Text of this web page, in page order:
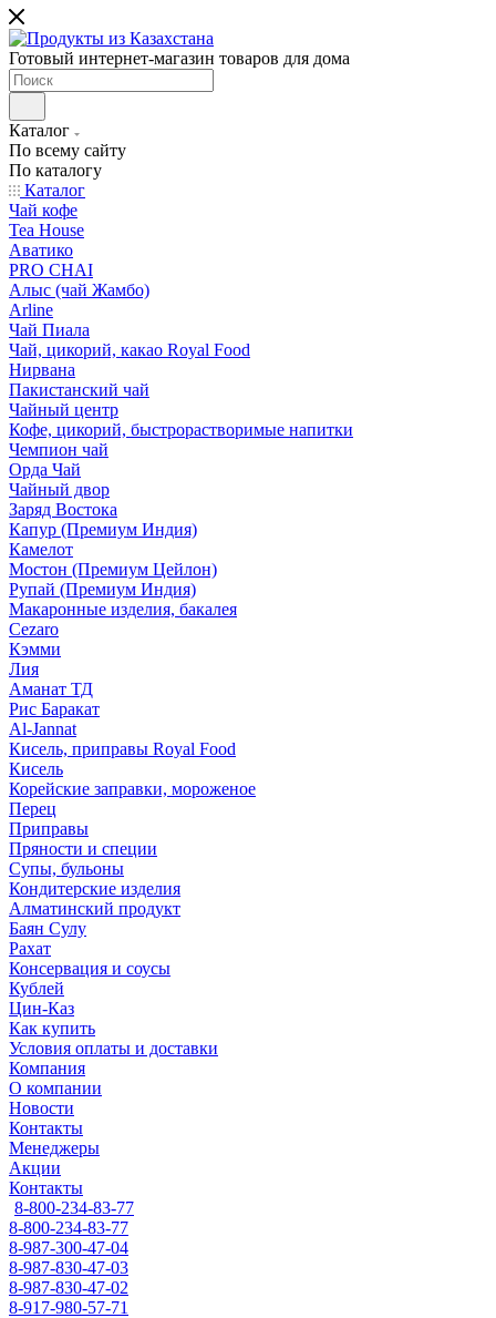
Готовый интернет-магазин товаров для дома
Каталог
По всему сайту
По каталогу
Каталог
Чай кофе
Tea House
Аватико
PRO CHAI
Алыс (чай Жамбо)
Arline
Чай Пиала
Чай, цикорий, какао Royal Food
Нирвана
Пакистанский чай
Чайный центр
Кофе, цикорий, быстрорастворимые напитки
Чемпион чай
Орда Чай
Чайный двор
Заряд Востока
Капур (Премиум Индия)
Камелот
Мостон (Премиум Цейлон)
Рупай (Премиум Индия)
Макаронные изделия, бакалея
Cezaro
Кэмми
Лия
Аманат ТД
Рис Баракат
Al-Jannat
Кисель, приправы Royal Food
Кисель
Корейские заправки, мороженое
Перец
Приправы
Пряности и специи
Супы, бульоны
Кондитерские изделия
Алматинский продукт
Баян Сулу
Рахат
Консервация и соусы
Кублей
Цин-Каз
Как купить
Условия оплаты и доставки
Компания
О компании
Новости
Контакты
Менеджеры
Акции
Контакты
8-800-234-83-77
8-800-234-83-77
8-987-300-47-04
8-987-830-47-03
8-987-830-47-02
8-917-980-57-71